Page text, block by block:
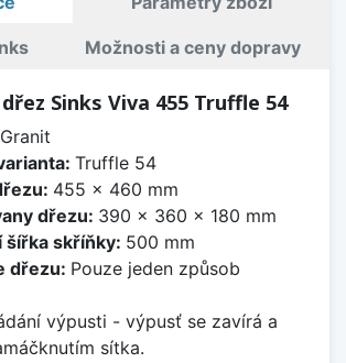
Možnosti a ceny dopravy
Sinks Viva 455 Truffle 54
Granit
Truffle 54
455 x 460 mm
dřezu: 390 x 360 x 180 mm
šířka skříňky: 500 mm
dřezu: Pouze jeden způsob
výpusti - výpusť se zavírá a
sítka.